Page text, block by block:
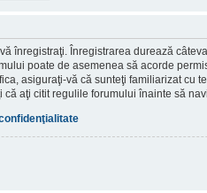
înregistraţi. Înregistrarea durează
poate de asemenea să acorde
asiguraţi-vă că sunteţi familiarizat cu
că aţi citit regulile forumului înainte să